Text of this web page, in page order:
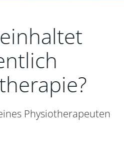
Physiotherapeuten